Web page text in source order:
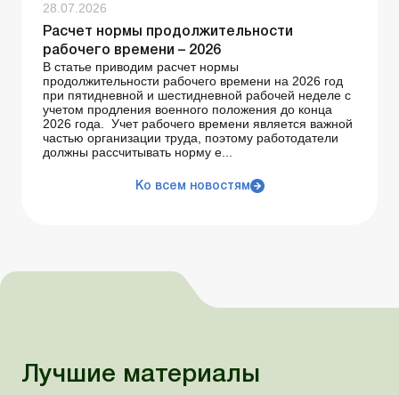
28.07.2026
Расчет нормы продолжительности
рабочего времени – 2026
В статье приводим расчет нормы
продолжительности рабочего времени на 2026 год
при пятидневной и шестидневной рабочей неделе с
учетом продления военного положения до конца
2026 года. Учет рабочего времени является важной
частью организации труда, поэтому работодатели
должны рассчитывать норму е...
Ко всем новостям
Лучшие материалы